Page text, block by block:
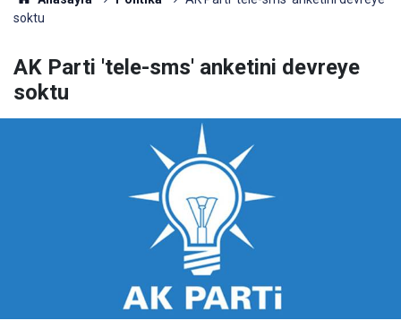
soktu
AK Parti 'tele-sms' anketini devreye
soktu